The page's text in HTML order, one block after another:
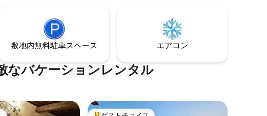
しみください。エア
テレビがあり、どの
しいただけます。今
。忘れられない体験
。
る、真に思い出深いものにしてくれるユ
ニークなディテールです。 コンドミニア
ムの庭内に専用駐車場があります。
敷地内無料駐⁠車ス⁠ペ⁠ー⁠ス エアコン
なバケーションレンタル